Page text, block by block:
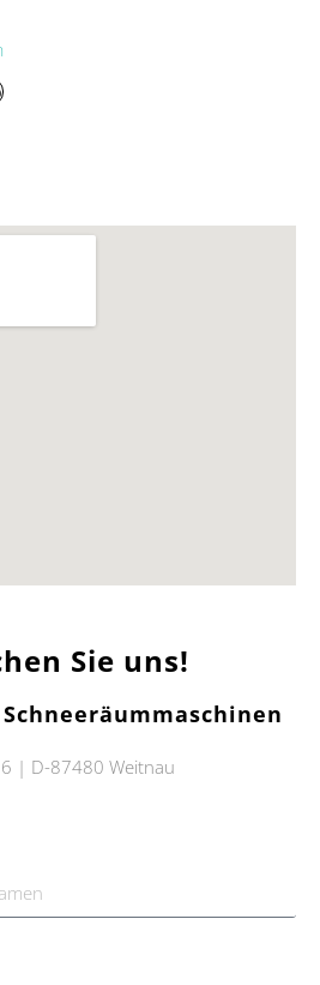
Sie uns!
Schneeräummaschinen
| D-87480 Weitnau